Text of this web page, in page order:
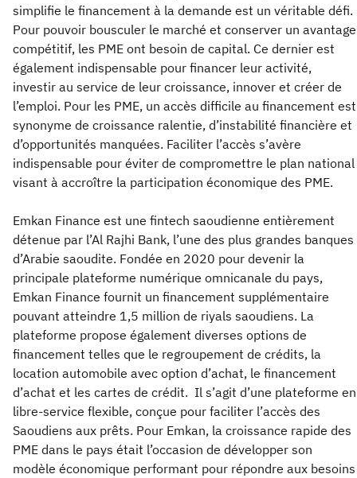
simplifie le financement à la demande est un véritable défi.
Pour pouvoir bousculer le marché et conserver un avantage
compétitif, les PME ont besoin de capital. Ce dernier est
également indispensable pour financer leur activité,
investir au service de leur croissance, innover et créer de
l’emploi. Pour les PME, un accès difficile au financement est
synonyme de croissance ralentie, d’instabilité financière et
d’opportunités manquées. Faciliter l’accès s’avère
indispensable pour éviter de compromettre le plan national
visant à accroître la participation économique des PME.
Emkan Finance est une fintech saoudienne entièrement
détenue par l’Al Rajhi Bank, l’une des plus grandes banques
d’Arabie saoudite. Fondée en 2020 pour devenir la
principale plateforme numérique omnicanale du pays,
Emkan Finance fournit un financement supplémentaire
pouvant atteindre 1,5 million de riyals saoudiens. La
plateforme propose également diverses options de
financement telles que le regroupement de crédits, la
location automobile avec option d’achat, le financement
d’achat et les cartes de crédit. Il s’agit d’une plateforme en
libre-service flexible, conçue pour faciliter l’accès des
Saoudiens aux prêts. Pour Emkan, la croissance rapide des
PME dans le pays était l’occasion de développer son
modèle économique performant pour répondre aux besoins